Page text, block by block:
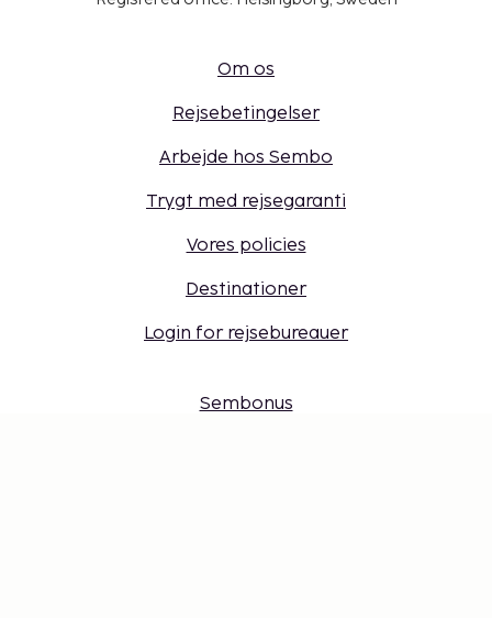
Om os
Rejsebetingelser
Arbejde hos Sembo
Trygt med rejsegaranti
Vores policies
Destinationer
Login for rejsebureauer
Sembonus